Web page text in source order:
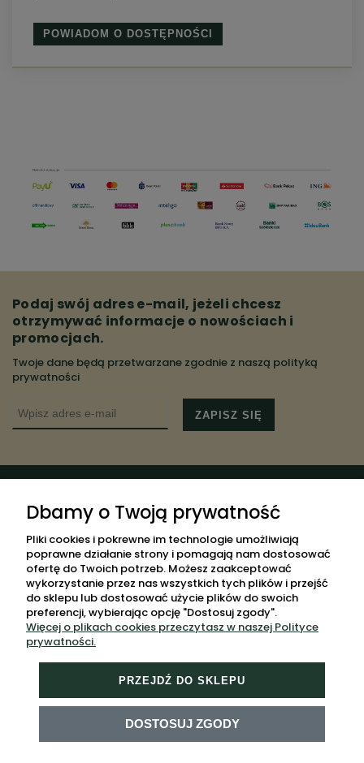
POWIADOM O DOSTĘPNOŚCI
Podaj swój adres e-mail, jeżeli chcesz
otrzymywać informacje o nowościach i
promocjach.
Twoje dane będą przetwarzane zgodnie z naszą polityką
prywatności
ZAPISZ SIĘ
PŁATNOŚCI I DOSTAWA
INFORMACJE
O NAS
Dbamy o Twoją prywatność
Pliki cookies i pokrewne im technologie umożliwiają
poprawne działanie strony i pomagają nam dostosować
ofertę do Twoich potrzeb. Możesz zaakceptować
wykorzystanie przez nas wszystkich tych plików i przejść
do sklepu lub dostosować użycie plików do swoich
preferencji, wybierając opcję "Dostosuj zgody".
Więcej o plikach cookies przeczytasz w naszej Polityce
prywatności.
PRZEJDŹ DO SKLEPU
DOSTOSUJ ZGODY